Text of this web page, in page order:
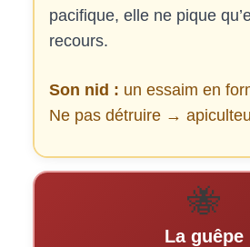
pacifique, elle ne pique
recours.
Son nid : un essaim en
Ne pas détruire →
🐝
La guêpe